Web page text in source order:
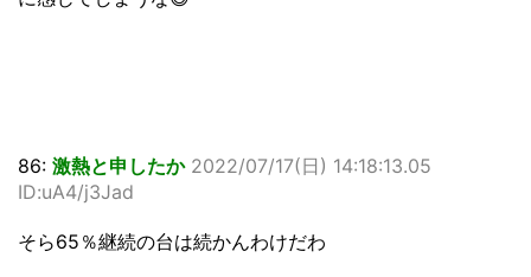
86: 激熱と申したか 2022/07/17(日) 14:18:13.05
ID:uA4/j3Jad
そら65％継続の台は続かんわけだわ